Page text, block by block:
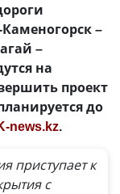
–
–
на
проект
до
news.kz.
приступает к
с